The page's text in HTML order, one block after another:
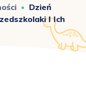
Dzień
I Ich